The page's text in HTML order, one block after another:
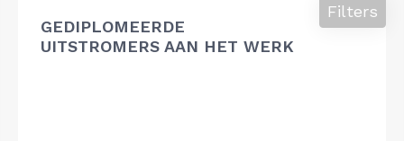
GEDIPLOMEERDE
UITSTROMERS AAN HET WERK
Filters